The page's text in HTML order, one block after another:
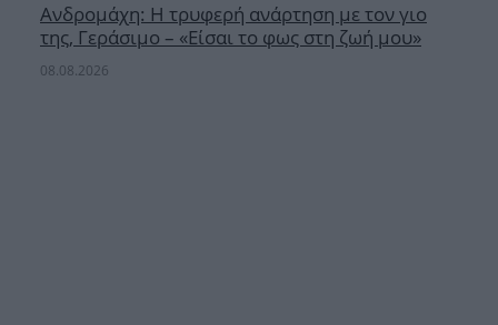
Ανδρομάχη: Η τρυφερή ανάρτηση με τον γιο
της, Γεράσιμο – «Είσαι το φως στη ζωή μου»
08.08.2026